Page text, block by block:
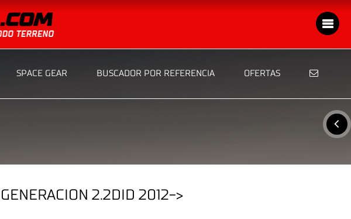
SPACE GEAR BUSCADOR POR REFERENCIA OFERTAS
2.2DID 2012->